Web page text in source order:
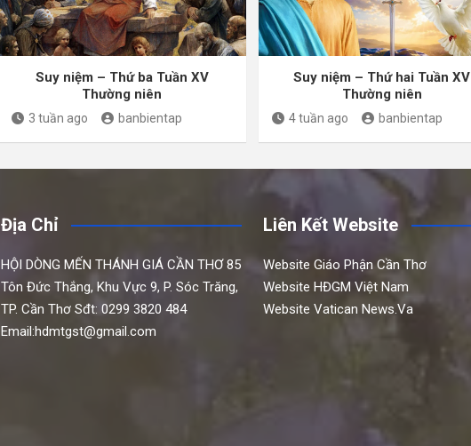
Suy niệm – Thứ ba Tuần XV
Thường niên
3 tuần ago banbientap
Suy niệm – Thứ hai Tuần XV
Thường niên
4 tuần ago banbientap
Địa Chỉ
HỘI DÒNG MẾN THÁNH GIÁ CẦN THƠ 85
Tôn Đức Thắng, Khu Vực 9, P. Sóc Trăng,
TP. Cần Thơ Sđt: 0299 3820 484
Email:hdmtgst@gmail.com
Liên Kết Website
Website Giáo Phận Cần Thơ
Website HĐGM Việt Nam
Website Vatican News.Va